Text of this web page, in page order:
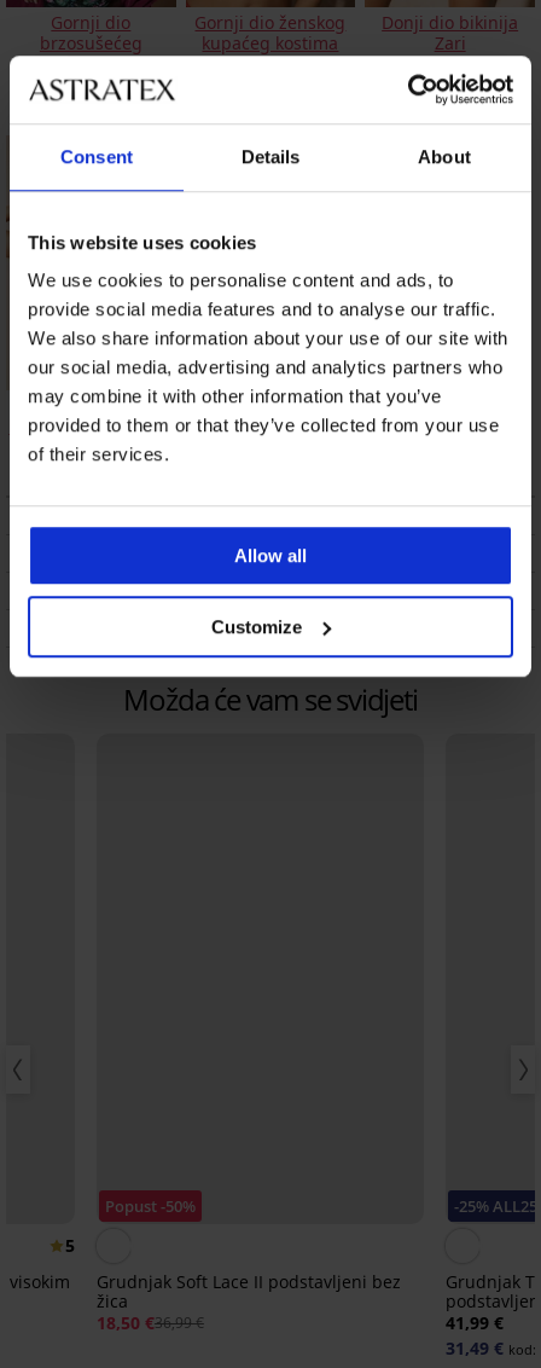
Consent Details About
This website uses cookies
We use cookies to personalise content and ads, to
provide social media features and to analyse our traffic.
We also share information about your use of our site with
our social media, advertising and analytics partners who
may combine it with other information that you’ve
provided to them or that they’ve collected from your use
of their services.
Allow all
Customize
Gornji dio
brzosušećeg
kupaćeg kostima
Spacer Sunkiss I
Gornji dio ženskog
kupaćeg kostima
Vacanze Leopard
Donji dio bikinija
Zari
18,50 €
Gornji dio ženskog
kupaćeg kostima Lili
51,79 €
Gornji dio kupaćeg
kostima Maia Zari II
ZAMJENA
Možda će vam se svidjeti
5
visokim
Popust -50%
Grudnjak Soft Lace II podstavljeni bez
žica
18,50 €36,99 €
-25% ALL25
Grudnjak
41,99 €
31,49 € kod: